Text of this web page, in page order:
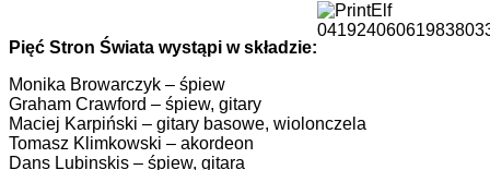
Pięć Stron Świata wystąpi w składzie:
Monika Browarczyk – śpiew
Graham Crawford – śpiew, gitary
Maciej Karpiński – gitary basowe, wiolonczela
Tomasz Klimkowski – akordeon
Dans Lubinskis – śpiew, gitara